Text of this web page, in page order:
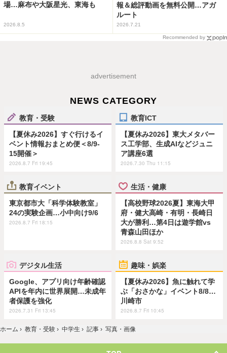
場…麻布や大阪星光、東海も
2026.8.5
報＆総評動画を無料公開…アガ
ルート
2026.7.21
Recommended by
advertisement
NEWS CATEGORY
教育・受験
【夏休み2026】すぐ行けるイ
ベント情報おまとめ便＜8/9-
15開催＞
2026.8.7 Fri 19:45
教育ICT
【夏休み2026】東大メタバー
ス工学部、生成AIなどジュニ
ア講座6選
2026.7.30 Thu 11:15
教育イベント
東京都市大「科学体験教室」
24の実験企画…小中向け9/6
2026.8.7 Fri 18:15
生活・健康
【高校野球2026夏】東海大甲
府・健大高崎・有明・長崎日
大が勝利…第4日は遊学館vs
青森山田ほか
2026.8.8 Sat 9:52
デジタル生活
Google、アプリ向け年齢確認
APIを年内に世界展開…未成年
者保護を強化
2026.7.31 Fri 13:45
趣味・娯楽
【夏休み2026】魚に触れて学
ぶ「おさかな」イベント8/8…
川崎市
2026.8.7 Fri 10:45
ホーム › 教育・受験 › 中学生 › 記事 › 写真・画像